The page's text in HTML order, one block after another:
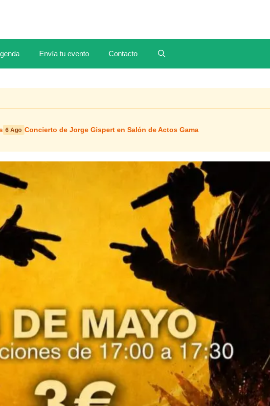
Envía tu evento Contacto
6 Ago Concierto de Jorge Gispert en Salón de Actos Gama